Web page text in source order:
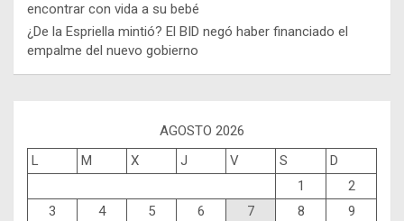
encontrar con vida a su bebé
¿De la Espriella mintió? El BID negó haber financiado el
empalme del nuevo gobierno
AGOSTO 2026
L
M X J V S
D
1
2
3
4 5 6 7 8
9